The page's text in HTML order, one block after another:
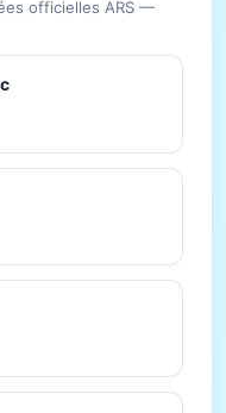
officielles ARS —